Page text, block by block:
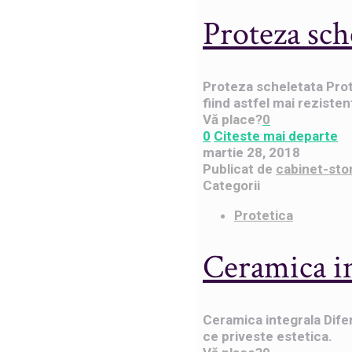
Proteza
Proteza scheletata
fiind astfel mai
Vă place?0
0 Citeste mai departe
martie 28, 2018
Publicat de cabinet-
Categorii
Protetica
Ceramica
Ceramica integrala
ce priveste estetica.